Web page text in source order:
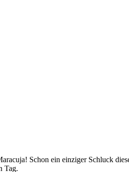
Schon ein einziger Schluck
Tag.